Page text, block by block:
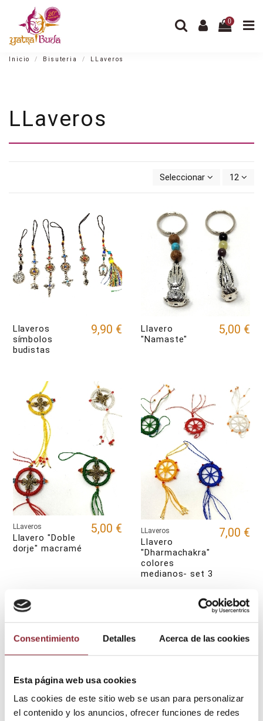
Consentimiento Detalles Acerca de las cookies
Esta página web usa cookies
Las cookies de este sitio web se usan para personalizar
el contenido y los anuncios, ofrecer funciones de redes
0
Inicio Bisuteria LLaveros
LLaveros
Seleccionar 12
Llaveros
símbolos
budistas
9,90 €
Llavero
"Namaste"
5,00 €
LLaveros
Llavero "Doble
dorje" macramé
5,00 € LLaveros
Llavero
"Dharmachakra"
colores
medianos- set 3
7,00 €